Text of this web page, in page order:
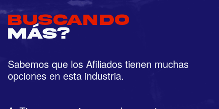
buscando
más?
Sabemos que los Afiliados tienen muchas
opciones en esta industria.